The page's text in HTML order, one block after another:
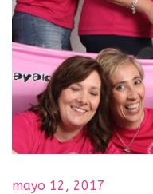
mayo 12, 2017